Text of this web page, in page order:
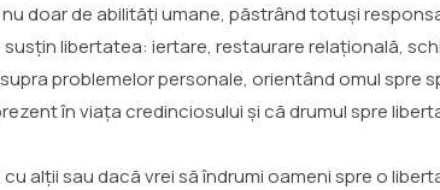
doar de abilități umane, păstrând totuși
libertatea: iertare, restaurare relațională,
problemelor personale, orientând omul spre
în viața credinciosului și că drumul spre
alții sau dacă vrei să îndrumi oameni spre o